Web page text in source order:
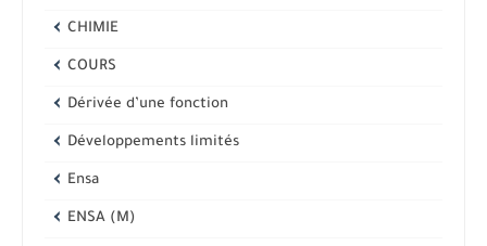
CHIMIE
COURS
Dérivée d’une fonction
Développements limités
Ensa
ENSA (M)